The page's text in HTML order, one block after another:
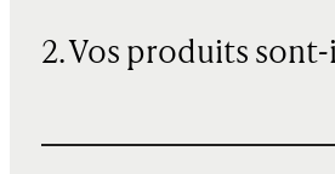
2. Vos produits